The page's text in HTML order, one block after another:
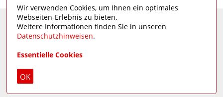
Eine Seite desDeutschen Hygiene-Museums
Wir verwenden Cookies, um Ihnen ein optimales
Webseiten-Erlebnis zu bieten.
Weitere Informationen finden Sie in unseren
Datenschutzhinweisen.
Essentielle Cookies
OK